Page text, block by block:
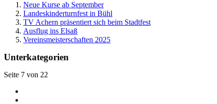
Neue Kurse ab September
Landeskinderturnfest in Bühl
TV Achern präsentiert sich beim Stadtfest
Ausflug ins Elsaß
Vereinsmeisterschaften 2025
Unterkategorien
Seite 7 von 22